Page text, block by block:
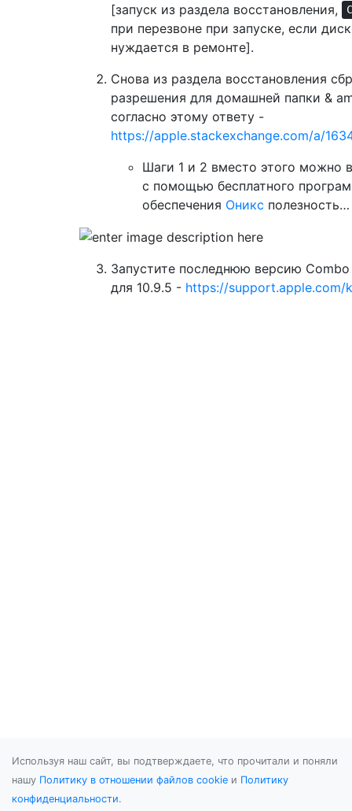
[запуск из раздела восстановления,
при перезвоне при запуске, если диск
нуждается в ремонте].
Снова из раздела восстановления
разрешения для домашней папки &
согласно этому ответу -
https://apple.stackexchange.com/a/
Шаги 1 и 2 вместо этого можно
с помощью бесплатного
обеспечения Оникс полезность…
Запустите последнюю версию
для 10.9.5 - https://support.apple.com/
Используя наш сайт, вы подтверждаете, что прочитали и поняли
нашу Политику в отношении файлов cookie и Политику
конфиденциальности.